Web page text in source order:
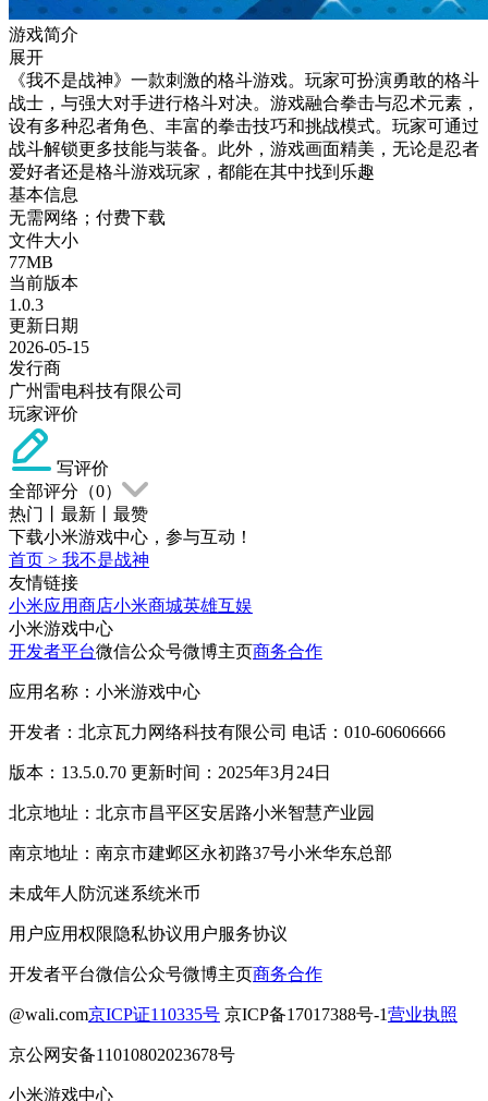
游戏简介
展开
《我不是战神》一款刺激的格斗游戏。玩家可扮演勇敢的格斗
战士，与强大对手进行格斗对决。游戏融合拳击与忍术元素，
设有多种忍者角色、丰富的拳击技巧和挑战模式。玩家可通过
战斗解锁更多技能与装备。此外，游戏画面精美，无论是忍者
爱好者还是格斗游戏玩家，都能在其中找到乐趣
基本信息
无需网络；付费下载
文件大小
77MB
当前版本
1.0.3
更新日期
2026-05-15
发行商
广州雷电科技有限公司
玩家评价
写评价
全部评分（0）
热门
最新
最赞
下载小米游戏中心，参与互动！
首页 > 我不是战神
友情链接
小米应用商店小米商城英雄互娱
小米游戏中心
开发者平台微信公众号微博主页商务合作
应用名称：小米游戏中心
开发者：北京瓦力网络科技有限公司 电话：010-60606666
版本：13.5.0.70 更新时间：2025年3月24日
北京地址：北京市昌平区安居路小米智慧产业园
南京地址：南京市建邺区永初路37号小米华东总部
未成年人防沉迷系统米币
用户应用权限隐私协议用户服务协议
开发者平台微信公众号微博主页商务合作
@wali.com京ICP证110335号 京ICP备17017388号-1营业执照
京公网安备11010802023678号
小米游戏中心